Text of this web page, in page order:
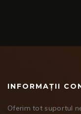
INFORMAȚII
Oferim tot suportul